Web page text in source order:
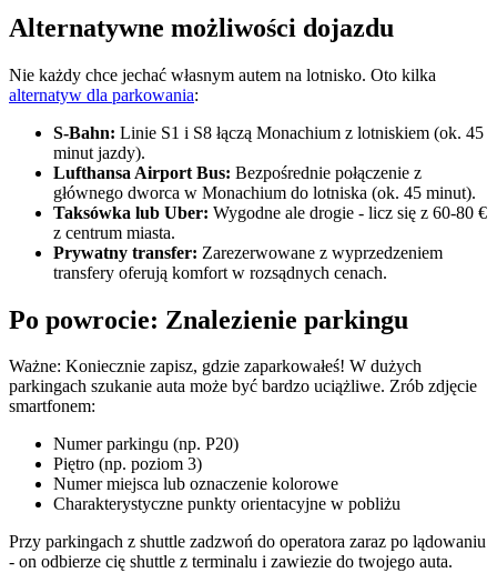
Alternatywne możliwości dojazdu
Nie każdy chce jechać własnym autem na lotnisko. Oto kilka
alternatyw dla parkowania:
S-Bahn: Linie S1 i S8 łączą Monachium z lotniskiem (ok. 45
minut jazdy).
Lufthansa Airport Bus: Bezpośrednie połączenie z
głównego dworca w Monachium do lotniska (ok. 45 minut).
Taksówka lub Uber: Wygodne ale drogie - licz się z 60-80 €
z centrum miasta.
Prywatny transfer: Zarezerwowane z wyprzedzeniem
transfery oferują komfort w rozsądnych cenach.
Po powrocie: Znalezienie parkingu
Ważne: Koniecznie zapisz, gdzie zaparkowałeś! W dużych
parkingach szukanie auta może być bardzo uciążliwe. Zrób zdjęcie
smartfonem:
Numer parkingu (np. P20)
Piętro (np. poziom 3)
Numer miejsca lub oznaczenie kolorowe
Charakterystyczne punkty orientacyjne w pobliżu
Przy parkingach z shuttle zadzwoń do operatora zaraz po lądowaniu
- on odbierze cię shuttle z terminalu i zawiezie do twojego auta.